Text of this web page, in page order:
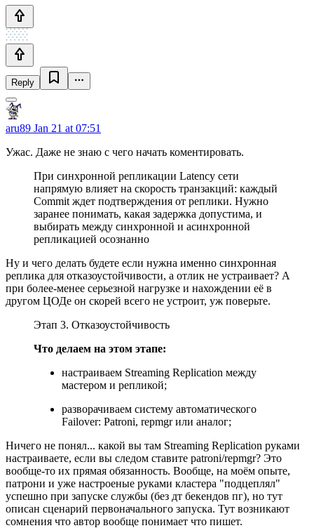
Reply
aru89 Jan 21 at 07:51
Ужас. Даже не знаю с чего начать коментировать.
При синхронной репликации Latency сети
напрямую влияет на скорость транзакций: каждый
Commit ждет подтверждения от реплики. Нужно
заранее понимать, какая задержка допустима, и
выбирать между синхронной и асинхронной
репликацией осознанно
Ну и чего делать будете если нужна именно синхронная
реплика для отказоустойчивости, а отлик не устраивает? А
при более-менее серьезной нагрузке и нахождении её в
другом ЦОДе он скорей всего не устроит, уж поверьте.
Этап 3. Отказоустойчивость
Что делаем на этом этапе:
настраиваем Streaming Replication между
мастером и репликой;
разворачиваем систему автоматического
Failover: Patroni, repmgr или аналог;
Ничего не понял... какой вы там Streaming Replication руками
настраиваете, если вы следом ставите patroni/repmgr? Это
вообще-то их прямая обязанность. Вообще, на моём опыте,
патрони и уже настроеные руками кластера "подцеплял"
успешно при запуске службы (без дт бекендов пг), но тут
описан сценарий первоначального запуска. Тут возникают
сомнения что автор вообще понимает что пишет.